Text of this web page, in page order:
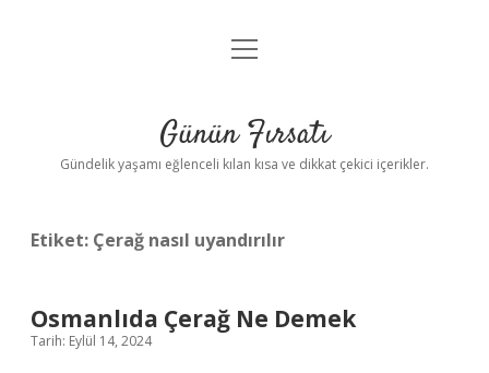
Anasayfa
Yasal Uyarı
menüyü
Günün Fırsatı
Gündelik yaşamı eğlenceli kılan kısa ve dikkat çekici içerikler.
Etiket: Çerağ nasıl uyandırılır
Osmanlıda Çerağ Ne Demek
Tarih: Eylül 14, 2024